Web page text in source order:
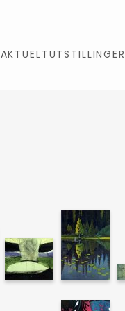
AKTUELTUTSTILLINGER